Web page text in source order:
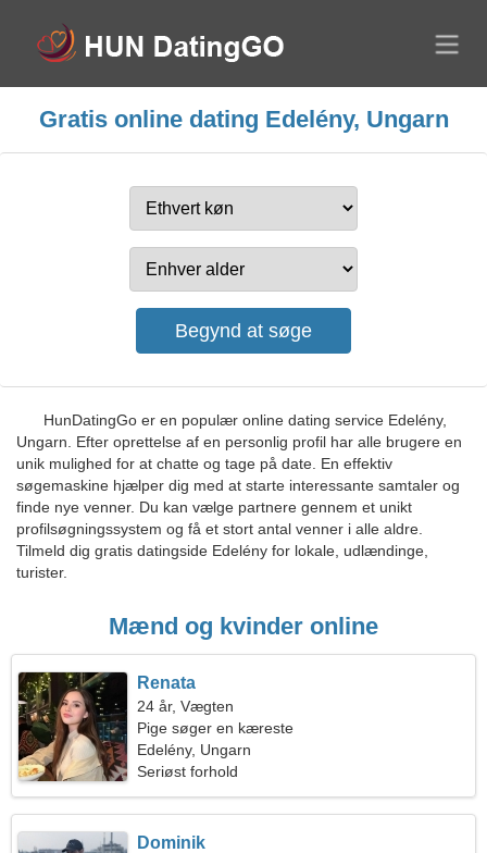
Gratis online dating Edelény, Ungarn
HunDatingGo er en populær online dating service Edelény,
Ungarn. Efter oprettelse af en personlig profil har alle brugere en
unik mulighed for at chatte og tage på date. En effektiv
søgemaskine hjælper dig med at starte interessante samtaler og
finde nye venner. Du kan vælge partnere gennem et unikt
profilsøgningssystem og få et stort antal venner i alle aldre.
Tilmeld dig gratis datingside Edelény for lokale, udlændinge,
turister.
Mænd og kvinder online
Renata
24 år, Vægten
Pige søger en kæreste
Edelény, Ungarn
Seriøst forhold
Dominik